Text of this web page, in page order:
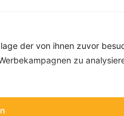
der von ihnen zuvor
zu
invikoo.